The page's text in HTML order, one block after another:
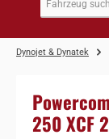
Dynojet & Dynatek
250 XCF